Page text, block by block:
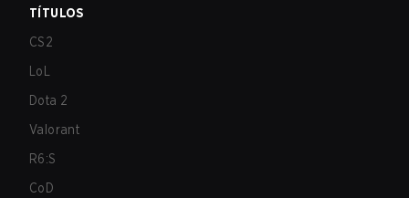
TÍTULOS
CS2
LoL
Dota 2
Valorant
R6:S
CoD